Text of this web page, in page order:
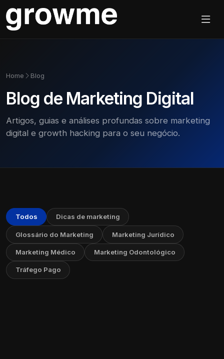
Home Blog
Blog de Marketing Digital
Artigos, guias e análises profundas sobre marketing
digital e growth hacking para o seu negócio.
Todos Dicas de marketing
Glossário do Marketing Marketing Jurídico
Marketing Médico Marketing Odontológico
Tráfego Pago